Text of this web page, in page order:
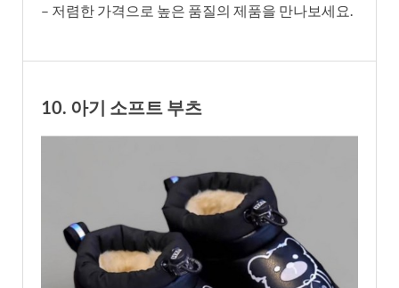
– 저렴한 가격으로 높은 품질의 제품을 만나보세요.
10. 아기 소프트 부츠